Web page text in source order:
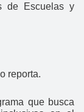
de Escuelas y
reporta.
que busca